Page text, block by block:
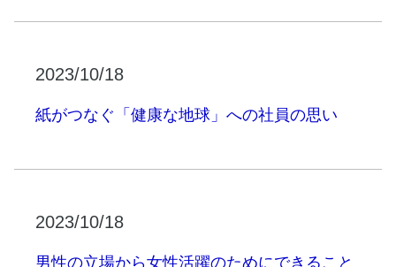
2023/10/18
紙がつなぐ「健康な地球」への社員の思い
2023/10/18
男性の立場から女性活躍のためにできること